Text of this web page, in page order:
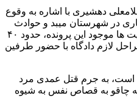
دهشیری با اشاره به وقوع
ماه سال جاری در شهرستان میبد و حوادث
پس از آن گفت: با توجه به حساسیت ها موجود این پرونده، حدود ۴۰
لازم دادگاه با حضور طرفین
است، به جرم قتل عمدی مرد
چاقو به قصاص نفس به شیوه